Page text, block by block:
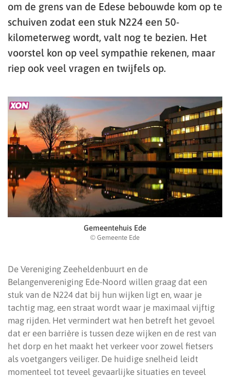
om de grens van de Edese bebouwde kom op te
schuiven zodat een stuk N224 een 50-
kilometerweg wordt, valt nog te bezien. Het
voorstel kon op veel sympathie rekenen, maar
riep ook veel vragen en twijfels op.
Gemeentehuis Ede
© Gemeente Ede
De Vereniging Zeeheldenbuurt en de
Belangenvereniging Ede-Noord willen graag dat een
stuk van de N224 dat bij hun wijken ligt en, waar je
tachtig mag, een straat wordt waar je maximaal vijftig
mag rijden. Het vermindert wat hen betreft het gevoel
dat er een barrière is tussen deze wijken en de rest van
het dorp en het maakt het verkeer voor zowel fietsers
als voetgangers veiliger. De huidige snelheid leidt
momenteel tot teveel gevaarlijke situaties en teveel